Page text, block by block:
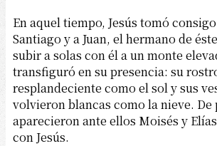
En aquel tiempo, Jesús tomó
Santiago y a Juan, el hermano de
subir a solas con él a un monte
transfiguró en su presencia: su
resplandeciente como el sol y sus
volvieron blancas como la nieve. De
aparecieron ante ellos Moisés y
con Jesús.